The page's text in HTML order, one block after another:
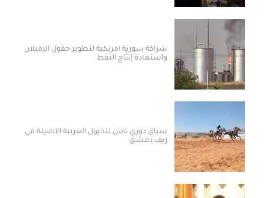
شراكة سورية أمريكية لتطوير حقول الرميلان
واستعادة إنتاج النفط
سباق دوري ثامن للخيول العربية الأصيلة في
ريف دمشق